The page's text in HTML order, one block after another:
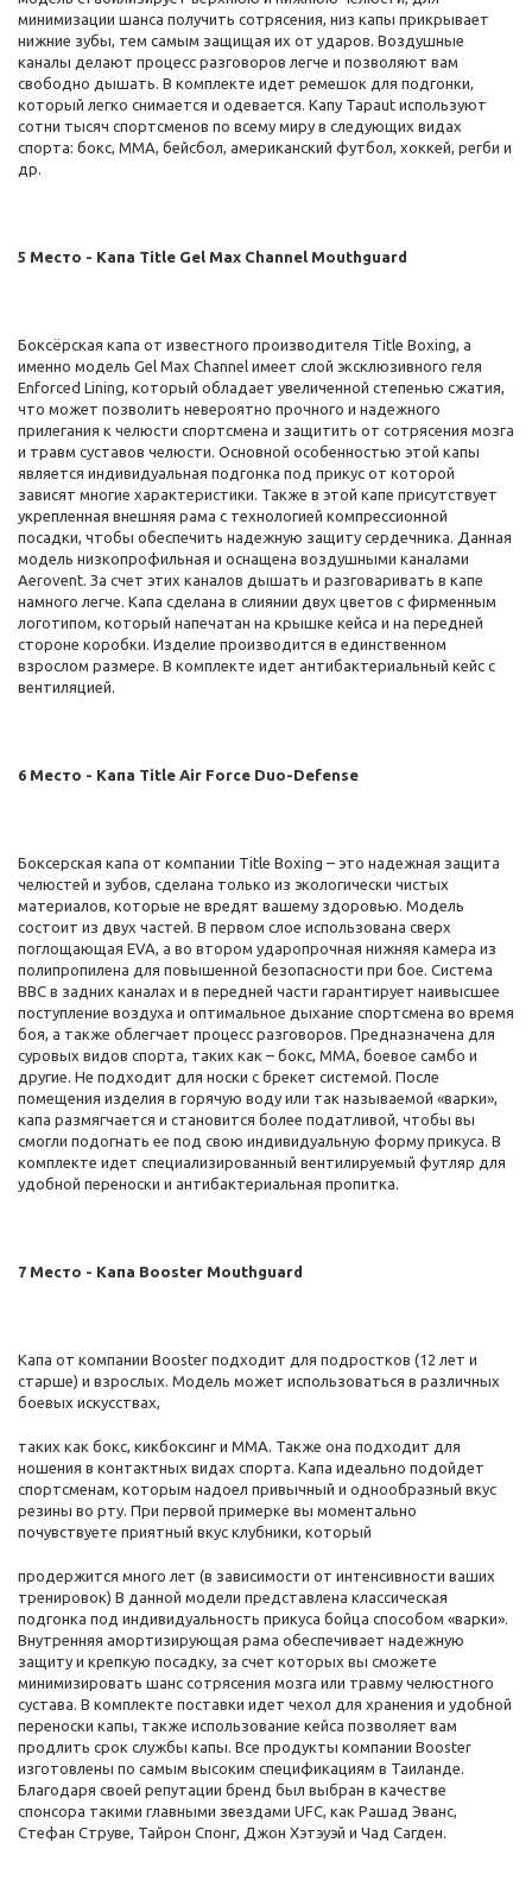
минимизации шанса получить сотрясения, низ капы прикрывает
нижние зубы, тем самым защищая их от ударов. Воздушные
каналы делают процесс разговоров легче и позволяют вам
свободно дышать. В комплекте идет ремешок для подгонки,
который легко снимается и одевается. Капу Tapaut используют
сотни тысяч спортсменов по всему миру в следующих видах
спорта: бокс, ММА, бейсбол, американский футбол, хоккей, регби и
др.
5 Место - Капа Title Gel Max Channel Mouthguard
Боксёрская капа от известного производителя Title Boxing, а
именно модель Gel Max Channel имеет слой эксклюзивного геля
Enforced Lining, который обладает увеличенной степенью сжатия,
что может позволить невероятно прочного и надежного
прилегания к челюсти спортсмена и защитить от сотрясения мозга
и травм суставов челюсти. Основной особенностью этой капы
является индивидуальная подгонка под прикус от которой
зависят многие характеристики. Также в этой капе присутствует
укрепленная внешняя рама с технологией компрессионной
посадки, чтобы обеспечить надежную защиту сердечника. Данная
модель низкопрофильная и оснащена воздушными каналами
Aerovent. За счет этих каналов дышать и разговаривать в капе
намного легче. Капа сделана в слиянии двух цветов с фирменным
логотипом, который напечатан на крышке кейса и на передней
стороне коробки. Изделие производится в единственном
взрослом размере. В комплекте идет антибактериальный кейс с
вентиляцией.
6 Место - Капа Title Air Force Duo-Defense
Боксерская капа от компании Title Boxing – это надежная защита
челюстей и зубов, сделана только из экологически чистых
материалов, которые не вредят вашему здоровью. Модель
состоит из двух частей. В первом слое использована сверх
поглощающая EVA, а во втором ударопрочная нижняя камера из
полипропилена для повышенной безопасности при бое. Система
BBC в задних каналах и в передней части гарантирует наивысшее
поступление воздуха и оптимальное дыхание спортсмена во время
боя, а также облегчает процесс разговоров. Предназначена для
суровых видов спорта, таких как – бокс, ММА, боевое самбо и
другие. Не подходит для носки с брекет системой. После
помещения изделия в горячую воду или так называемой «варки»,
капа размягчается и становится более податливой, чтобы вы
смогли подогнать ее под свою индивидуальную форму прикуса. В
комплекте идет специализированный вентилируемый футляр для
удобной переноски и антибактериальная пропитка.
7 Место - Капа Booster Mouthguard
Капа от компании Booster подходит для подростков (12 лет и
старше) и взрослых. Модель может использоваться в различных
боевых искусствах,
таких как бокс, кикбоксинг и ММА. Также она подходит для
ношения в контактных видах спорта. Капа идеально подойдет
спортсменам, которым надоел привычный и однообразный вкус
резины во рту. При первой примерке вы моментально
почувствуете приятный вкус клубники, который
продержится много лет (в зависимости от интенсивности ваших
тренировок) В данной модели представлена классическая
подгонка под индивидуальность прикуса бойца способом «варки».
Внутренняя амортизирующая рама обеспечивает надежную
защиту и крепкую посадку, за счет которых вы сможете
минимизировать шанс сотрясения мозга или травму челюстного
сустава. В комплекте поставки идет чехол для хранения и удобной
переноски капы, также использование кейса позволяет вам
продлить срок службы капы. Все продукты компании Booster
изготовлены по самым высоким спецификациям в Таиланде.
Благодаря своей репутации бренд был выбран в качестве
спонсора такими главными звездами UFC, как Рашад Эванс,
Стефан Струве, Тайрон Спонг, Джон Хэтэуэй и Чад Сагден.